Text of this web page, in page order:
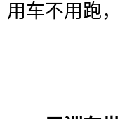
用车不用跑